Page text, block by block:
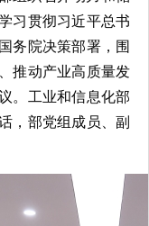
习贯彻习近平总书
务院决策部署，围
推动产业高质量发
。 工业和信息化部
，部党组成员、副